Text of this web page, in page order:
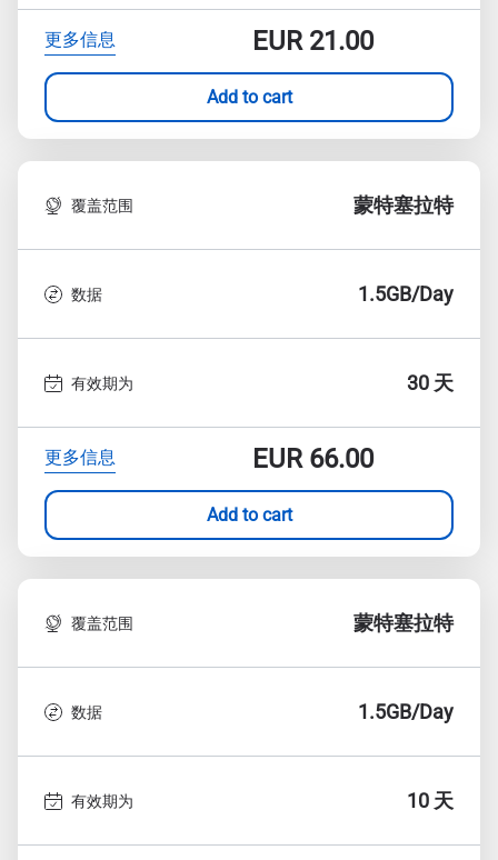
更多信息 EUR21.00
Add to cart
覆盖范围 蒙特塞拉特
数据 1.5GB/Day
有效期为 30 天
更多信息 EUR66.00
Add to cart
覆盖范围 蒙特塞拉特
数据 1.5GB/Day
有效期为 10 天